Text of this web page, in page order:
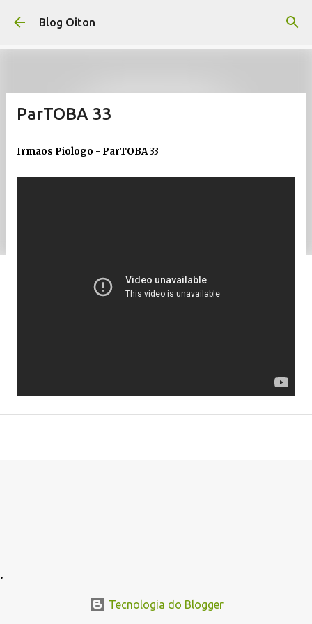
Pular para o conteúdo principal
Blog Oiton
ParTOBA 33
Irmaos Piologo - ParTOBA 33
.
Tecnologia do Blogger